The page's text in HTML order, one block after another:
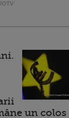
un colos